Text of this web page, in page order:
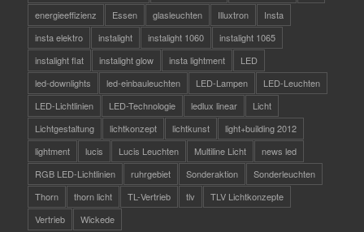
energieeffizienz
Essen glasleuchten Illuxtron
Insta
insta elektro
instalight instalight 1060
instalight 1065
instalight flat
instalight glow insta lightment
LED
led-downlights
led-einbauleuchten LED-Lampen
LED-Leuchten
LED-Lichtlinien
LED-Technologie ledlux linear
Licht
Lichtgestaltung
lichtkonzept lichtkunst
light+building 2012
lightment
lucis Lucis Leuchten Multiline Licht
news led
RGB LED-Lichtlinien
ruhrgebiet Sonderaktion
Sonderleuchten
Thorn
thorn licht TL-Vertrieb tlv
TLV Lichtkonzepte
Vertrieb
Wickede